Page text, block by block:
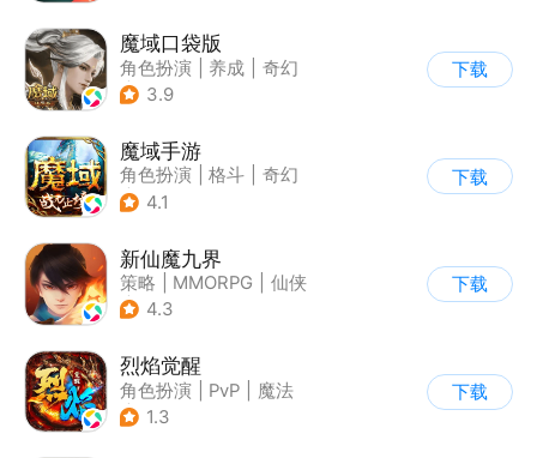
魔域口袋版
角色扮演 养成
奇幻
| 魔域
3.9
下载
魔域手游
角色扮演 格斗
奇幻
| 魔域
4.1
下载
新仙魔九界
策略 MMORPG
仙侠
| 卡通
4.3
下载
烈焰觉醒
角色扮演 PvP
魔法
| 烧脑
1.3
下载